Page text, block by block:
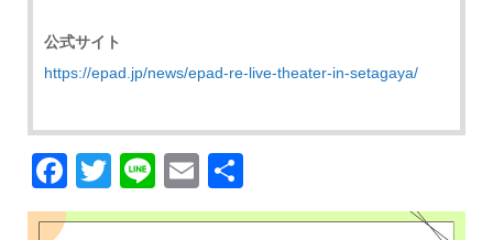
公式サイト
https://epad.jp/news/epad-re-live-theater-in-setagaya/
Facebook
Twitter
LineEmail
有